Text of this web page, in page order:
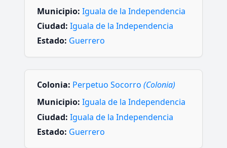
Municipio: Iguala de la Independencia
Ciudad: Iguala de la Independencia
Estado: Guerrero
Colonia: Perpetuo Socorro (Colonia)
Municipio: Iguala de la Independencia
Ciudad: Iguala de la Independencia
Estado: Guerrero